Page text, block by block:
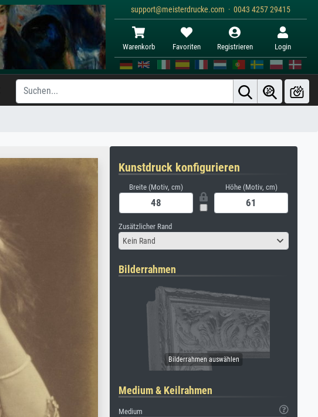
support@meisterdrucke.com · 0043 4257 29415
Warenkorb Favoriten Registrieren Login
Kunstdruck konfigurieren
Breite (Motiv, cm) Höhe (Motiv, cm)
Zusätzlicher Rand
Kein Rand
Bilderrahmen
Medium & Keilrahmen
Medium